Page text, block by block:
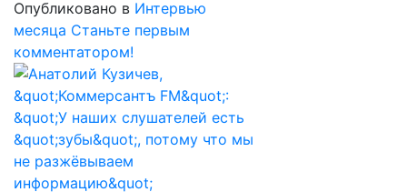
Опубликовано в Интервью
месяца Станьте первым
комментатором!